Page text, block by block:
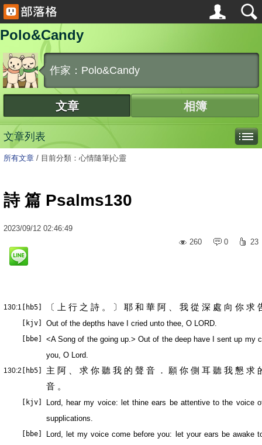
Polo&Candy
作家：Polo&Candy
文章 相簿
文章列表
所有文章 / 目前分類：心情隨筆|心靈
詩 篇 Psalms130
2023/09/12 02:46:49
260
0 23
130:1 [hb5] 〔 上 行 之 詩 。 〕 耶 和 華 阿 、 我 從 深 處 向 你 求
[kjv] Out of the depths have I cried unto thee, O LORD.
[bbe] <A Song of the going up.> Out of the deep have I sent up my
you, O Lord.
130:2 [hb5] 主 阿 、 求 你 聽 我 的 聲 音 ． 願 你 側 耳 聽 我 懇 求
音 。
[kjv]
Lord, hear my voice: let thine ears be attentive to the voice
supplications.
[bbe]
Lord, let my voice come before you: let your ears be awake